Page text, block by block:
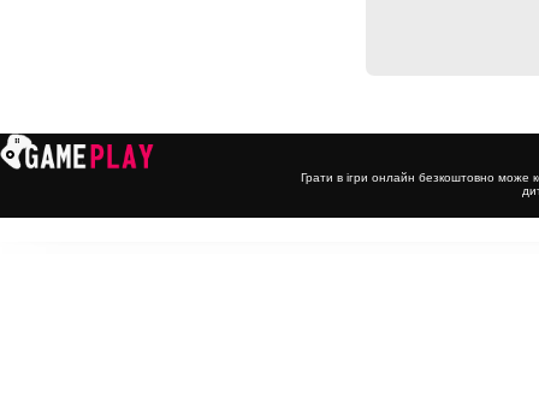
Грати в ігри онлайн безкоштовно може